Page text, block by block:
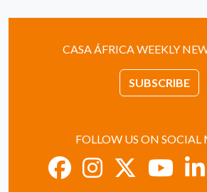
CASA ÁFRICA WEEKLY
SUBSCRIBE
FOLLOW US ON SOCIAL